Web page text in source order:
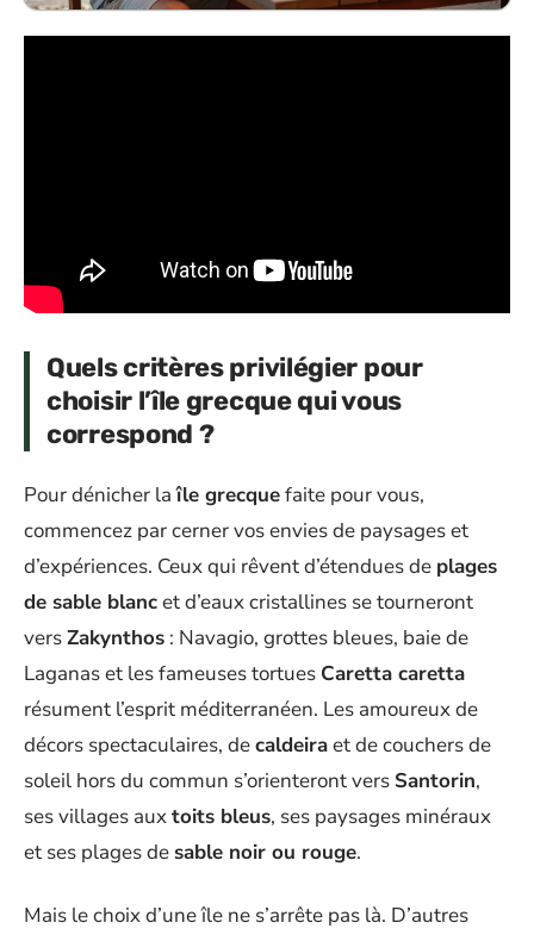
Quels critères privilégier pour
choisir l’île grecque qui vous
correspond ?
Pour dénicher laîle grecquefaite pour vous,
commencez par cerner vos envies de paysages et
d’expériences. Ceux qui rêvent d’étendues de plages
de sable blancet d’eaux cristallines se tourneront
versZakynthos : Navagio, grottes bleues, baie de
Laganas et les fameuses tortues Caretta caretta
résument l’esprit méditerranéen. Les amoureux de
décors spectaculaires, decaldeiraet de couchers de
soleil hors du commun s’orienteront vers Santorin,
ses villages auxtoits bleus, ses paysages minéraux
et ses plages de sable noir ou rouge.
Mais le choix d’une île ne s’arrête pas là. D’autres